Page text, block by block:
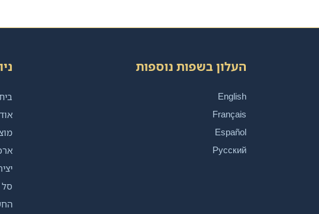
העלון בשפות נוספות
English
Français
Español
Русский
סל